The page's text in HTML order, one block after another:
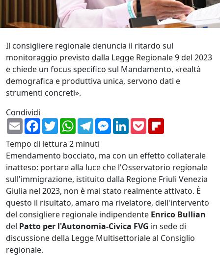
Il consigliere regionale denuncia il ritardo sul
monitoraggio previsto dalla Legge Regionale 9 del 2023
e chiede un focus specifico sul Mandamento, «realtà
demografica e produttiva unica, servono dati e
strumenti concreti».
Condividi
EmailFacebook
TwitterWhatsApp
TelegramMessenger
LinkedIn
Pocket
Tempo di lettura 2 minuti
Emendamento bocciato, ma con un effetto collaterale
inatteso: portare alla luce che l'Osservatorio regionale
sull'immigrazione, istituito dalla Regione Friuli Venezia
Giulia nel 2023, non è mai stato realmente attivato. È
questo il risultato, amaro ma rivelatore, dell'intervento
del consigliere regionale indipendente Enrico Bullian
del Patto per l'Autonomia-Civica FVG in sede di
discussione della Legge Multisettoriale al Consiglio
regionale.